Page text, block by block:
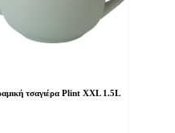
τσαγιέρα Plint XXL 1.5L